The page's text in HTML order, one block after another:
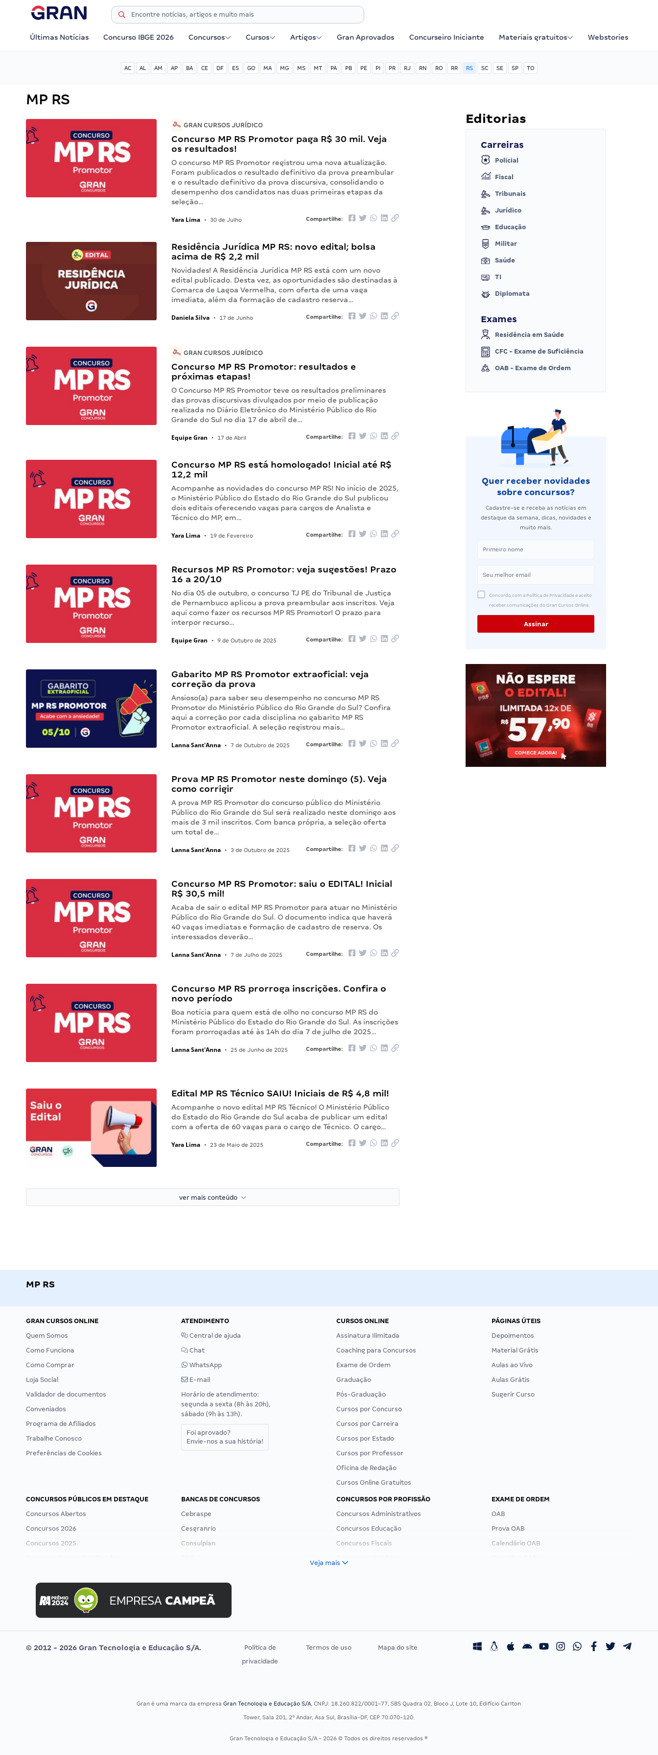
Últimas Notícias Concurso IBGE 2026 Concursos Cursos Artigos Gran Aprovados Concurseiro Iniciante Materiais gratuitos Webstories
AC AL AM AP BA CE DF ES GO MA MG MS MT PA PB PE PI PR RJ RN RO RR RS SC SE SP TO
MP RS
GRAN CURSOS JURÍDICO
Concurso MP RS Promotor paga R$ 30 mil. Veja
os resultados!
O concurso MP RS Promotor registrou uma nova atualização.
Foram publicados o resultado definitivo da prova preambular
e o resultado definitivo da prova discursiva, consolidando o
desempenho dos candidatos nas duas primeiras etapas da
seleção…
Yara Lima • 30 de Julho Compartilhe:
Residência Jurídica MP RS: novo edital; bolsa
acima de R$ 2,2 mil
Novidades! A Residência Jurídica MP RS está com um novo
edital publicado. Desta vez, as oportunidades são destinadas à
Comarca de Lagoa Vermelha, com oferta de uma vaga
imediata, além da formação de cadastro reserva…
Daniela Silva • 17 de Junho Compartilhe:
GRAN CURSOS JURÍDICO
Concurso MP RS Promotor: resultados e
próximas etapas!
O Concurso MP RS Promotor teve os resultados preliminares
das provas discursivas divulgados por meio de publicação
realizada no Diário Eletrônico do Ministério Público do Rio
Grande do Sul no dia 17 de abril de…
Equipe Gran • 17 de Abril Compartilhe:
Concurso MP RS está homologado! Inicial até R$
12,2 mil
Acompanhe as novidades do concurso MP RS! No início de 2025,
o Ministério Público do Estado do Rio Grande do Sul publicou
dois editais oferecendo vagas para cargos de Analista e
Técnico do MP, em…
Yara Lima • 19 de Fevereiro Compartilhe:
Recursos MP RS Promotor: veja sugestões! Prazo
16 a 20/10
No dia 05 de outubro, o concurso TJ PE do Tribunal de Justiça
de Pernambuco aplicou a prova preambular aos inscritos. Veja
aqui como fazer os recursos MP RS Promotor! O prazo para
interpor recurso…
Equipe Gran • 9 de Outubro de 2025 Compartilhe:
Gabarito MP RS Promotor extraoficial: veja
correção da prova
Ansioso(a) para saber seu desempenho no concurso MP RS
Promotor do Ministério Público do Rio Grande do Sul? Confira
aqui a correção por cada disciplina no gabarito MP RS
Promotor extraoficial. A seleção registrou mais…
Lanna Sant'Anna • 7 de Outubro de 2025 Compartilhe:
Prova MP RS Promotor neste domingo (5). Veja
como corrigir
A prova MP RS Promotor do concurso público do Ministério
Público do Rio Grande do Sul será realizado neste domingo aos
mais de 3 mil inscritos. Com banca própria, a seleção oferta
um total de…
Lanna Sant'Anna • 3 de Outubro de 2025 Compartilhe:
Concurso MP RS Promotor: saiu o EDITAL! Inicial
R$ 30,5 mil!
Acaba de sair o edital MP RS Promotor para atuar no Ministério
Público do Rio Grande do Sul. O documento indica que haverá
40 vagas imediatas e formação de cadastro de reserva. Os
interessados deverão…
Lanna Sant'Anna • 7 de Julho de 2025 Compartilhe:
Concurso MP RS prorroga inscrições. Confira o
novo período
Boa notícia para quem está de olho no concurso MP RS do
Ministério Público do Estado do Rio Grande do Sul. As inscrições
foram prorrogadas até às 14h do dia 7 de julho de 2025…
Lanna Sant'Anna • 25 de Junho de 2025 Compartilhe:
Edital MP RS Técnico SAIU! Iniciais de R$ 4,8 mil!
Acompanhe o novo edital MP RS Técnico! O Ministério Público
do Estado do Rio Grande do Sul acaba de publicar um edital
com a oferta de 60 vagas para o cargo de Técnico. O cargo…
Yara Lima • 23 de Maio de 2025 Compartilhe:
ver mais conteúdo
Editorias
Carreiras
Policial
Fiscal
Tribunais
Jurídico
Educação
Militar
Saúde
TI
Diplomata
Exames
Residência em Saúde
CFC - Exame de Suficiência
OAB - Exame de Ordem
Quer receber novidades
sobre concursos?
Cadastre-se e receba as notícias em
destaque da semana, dicas, novidades e
muito mais.
Concordo com a Política de Privacidade e aceito
receber comunicações do Gran Cursos Online.
MP RS
GRAN CURSOS ONLINE
Quem Somos
Como Funciona
Como Comprar
Loja Social
Validador de documentos
Conveniados
Programa de Afiliados
Trabalhe Conosco
Preferências de Cookies
ATENDIMENTO
Central de ajuda
Chat
WhatsApp
E-mail
Horário de atendimento:
segunda a sexta (8h às 20h),
sábado (9h às 13h).
Foi aprovado?
Envie-nos a sua história!
CURSOS ONLINE
Assinatura Ilimitada
Coaching para Concursos
Exame de Ordem
Graduação
Pós-Graduação
Cursos por Concurso
Cursos por Carreira
Cursos por Estado
Cursos por Professor
Oficina de Redação
Cursos Online Gratuitos
PÁGINAS ÚTEIS
Depoimentos
Material Grátis
Aulas ao Vivo
Aulas Grátis
Sugerir Curso
CONCURSOS PÚBLICOS EM DESTAQUE
Concursos Abertos
Concursos 2026
Concursos 2025
Concurso MPU
Editais publicados
BANCAS DE CONCURSOS
Cebraspe
Cesgranrio
Consulplan
Selecon
Uniase
Vunesp
CONCURSOS POR PROFISSÃO
Concursos Administrativos
Concursos Educação
Concursos Fiscais
Residência Multiprofissional
EXAME DE ORDEM
OAB
Prova OAB
Calendário OAB
Veja mais
© 2012 - 2026 Gran Tecnologia e Educação S/A.
Política de
privacidade
Termos de uso Mapa do site
Gran é uma marca da empresaGran Tecnologia e Educação S/A, CNPJ: 18.260.822/0001-77, SBS Quadra 02, Bloco J, Lote 10, Edifício Carlton
Tower, Sala 201, 2º Andar, Asa Sul, Brasília-DF, CEP 70.070-120.
Gran Tecnologia e Educação S/A - 2026 © Todos os direitos reservados ®